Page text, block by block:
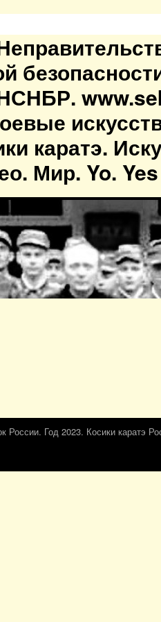
каратэ.
Мир. Yo.
России. Год 2023. Косики каратэ